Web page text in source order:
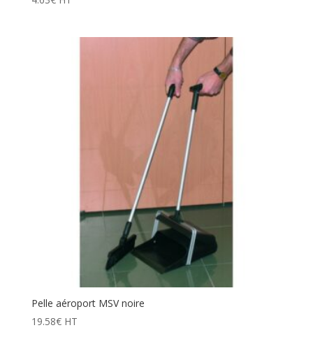
Pelle aéroport MSV noire
19.58€ HT